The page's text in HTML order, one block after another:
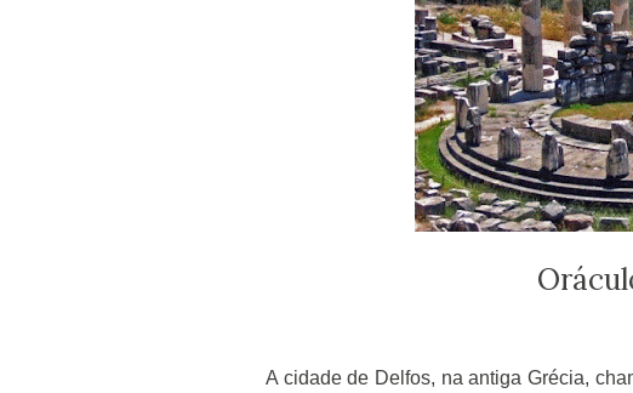
A cidade de Delfos, na antiga Grécia,